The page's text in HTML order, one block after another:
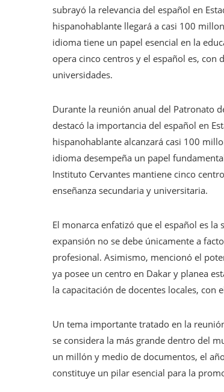
subrayó la relevancia del español en
hispanohablante llegará a casi 100
idioma tiene un papel esencial en la
opera cinco centros y el español es, con
universidades.
Durante la reunión anual del Patronato
destacó la importancia del español en
hispanohablante alcanzará casi 100
idioma desempeña un papel
Instituto Cervantes mantiene cinco
enseñanza secundaria y universitaria.
El monarca enfatizó que el español es
expansión no se debe únicamente a
profesional. Asimismo, mencionó el
ya posee un centro en Dakar y planea
la capacitación de docentes locales, con
Un tema importante tratado en la
se considera la más grande dentro del
un millón y medio de documentos, el
constituye un pilar esencial para la